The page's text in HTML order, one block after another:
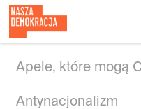
Przejdź
do
treści
głównej
Apele, które mogą
Antynacjonalizm